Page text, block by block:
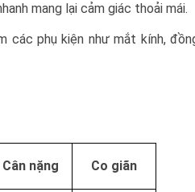
mang lại cảm giác thoải mái.
các phụ kiện như mắt kính,
Cân nặng Co giãn